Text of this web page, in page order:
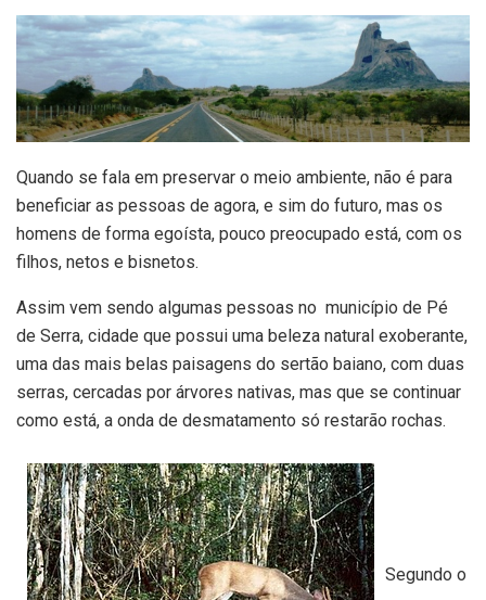
Quando se fala em preservar o meio ambiente, não é para
beneficiar as pessoas de agora, e sim do futuro, mas os
homens de forma egoísta, pouco preocupado está, com os
filhos, netos e bisnetos.
Assim vem sendo algumas pessoas no município de Pé
de Serra, cidade que possui uma beleza natural exoberante,
uma das mais belas paisagens do sertão baiano, com duas
serras, cercadas por árvores nativas, mas que se continuar
como está, a onda de desmatamento só restarão rochas.
Segundo o